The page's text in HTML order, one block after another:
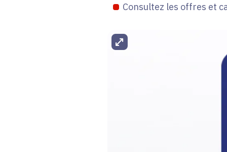
Consultez les offres et
Agrandir l'image